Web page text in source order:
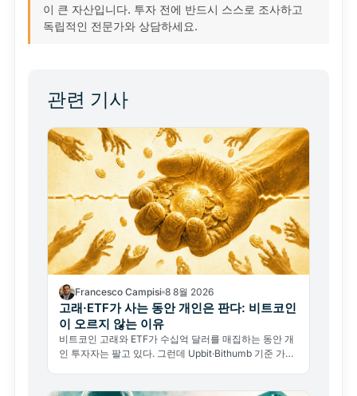
이 큰 자산입니다. 투자 전에 반드시 스스로 조사하고
독립적인 전문가와 상담하세요.
관련 기사
Francesco Campisi 8 8월 2026
고래·ETF가 사는 동안 개인은 판다: 비트코인
이 오르지 않는 이유
비트코인 고래와 ETF가 수십억 달러를 매집하는 동안 개
인 투자자는 팔고 있다. 그런데 Upbit·Bithumb 기준 가격